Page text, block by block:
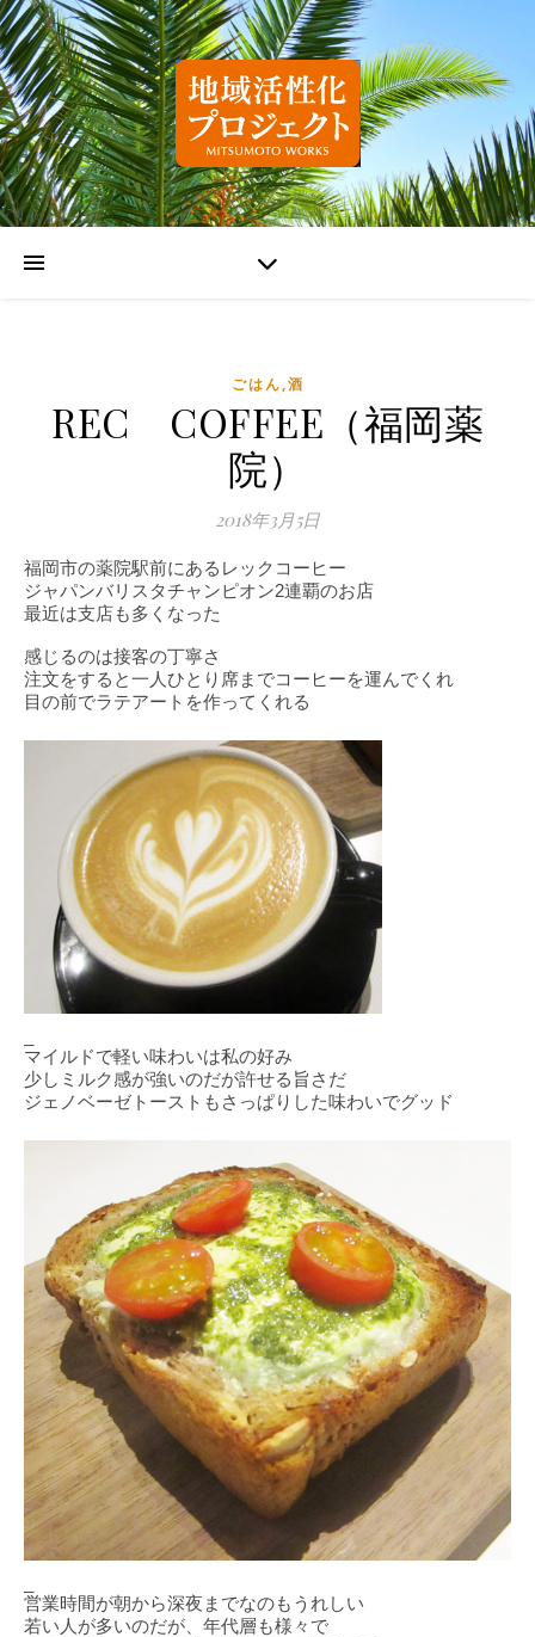
ごはん,酒
REC COFFEE（福岡薬
院）
2018年3月5日
福岡市の薬院駅前にあるレックコーヒー
ジャパンバリスタチャンピオン2連覇のお店
最近は支店も多くなった
感じるのは接客の丁寧さ
注文をすると一人ひとり席までコーヒーを運んでくれ
目の前でラテアートを作ってくれる
マイルドで軽い味わいは私の好み
少しミルク感が強いのだが許せる旨さだ
ジェノベーゼトーストもさっぱりした味わいでグッド
営業時間が朝から深夜までなのもうれしい
若い人が多いのだが、年代層も様々で